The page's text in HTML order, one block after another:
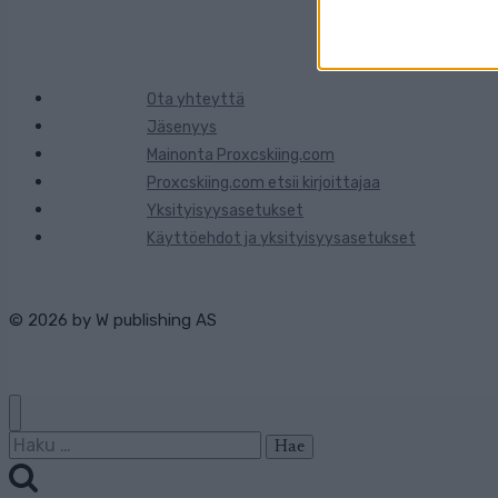
Ota yhteyttä
Jäsenyys
Mainonta Proxcskiing.com
Proxcskiing.com etsii kirjoittajaa
Yksityisyysasetukset
Käyttöehdot ja yksityisyysasetukset
© 2026 by W publishing AS
Haku: